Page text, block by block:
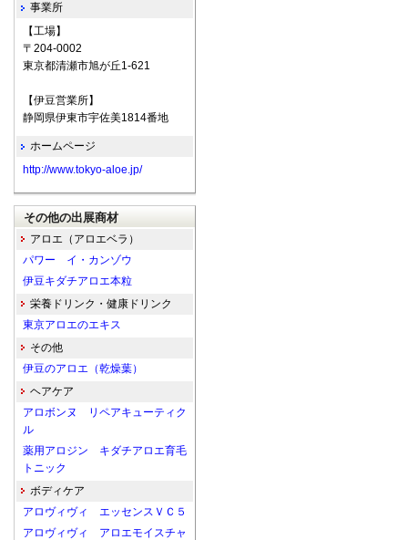
事業所
【工場】
〒204-0002
東京都清瀬市旭が丘1-621
【伊豆営業所】
静岡県伊東市宇佐美1814番地
ホームページ
http://www.tokyo-aloe.jp/
その他の出展商材
アロエ（アロエベラ）
パワー イ・カンゾウ
伊豆キダチアロエ本粒
栄養ドリンク・健康ドリンク
東京アロエのエキス
その他
伊豆のアロエ（乾燥葉）
ヘアケア
アロボンヌ リペアキューティク
ル
薬用アロジン キダチアロエ育毛
トニック
ボディケア
アロヴィヴィ エッセンスＶＣ５
アロヴィヴィ アロエモイスチャ